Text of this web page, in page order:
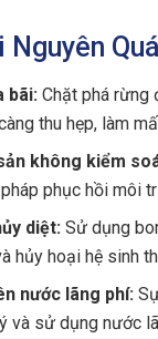
Nguyên
bãi: Chặt phá rừng
thu hẹp, làm
không kiểm
phục hồi môi
diệt: Sử dụng
hủy hoại hệ sinh
nước lãng phí:
và sử dụng nước